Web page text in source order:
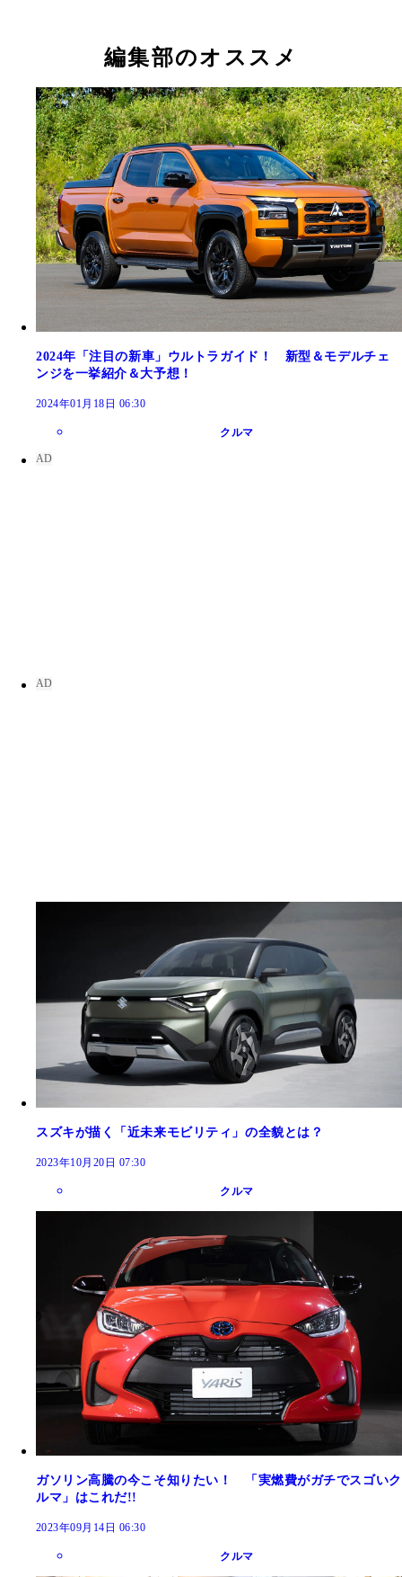
編集部のオススメ
2024年「注目の新車」ウルトラガイド！ 新型＆モデルチェ
ンジを一挙紹介＆大予想！
2024年01月18日 06:30
クルマ
スズキが描く「近未来モビリティ」の全貌とは？
2023年10月20日 07:30
クルマ
ガソリン高騰の今こそ知りたい！ 「実燃費がガチでスゴいク
ルマ」はこれだ!!
2023年09月14日 06:30
クルマ